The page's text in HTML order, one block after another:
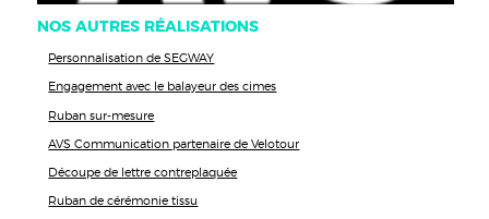
NOS AUTRES RÉALISATIONS
Personnalisation de SEGWAY
Engagement avec le balayeur des cimes
Ruban sur-mesure
AVS Communication partenaire de Velotour
Découpe de lettre contreplaquée
Ruban de cérémonie tissu